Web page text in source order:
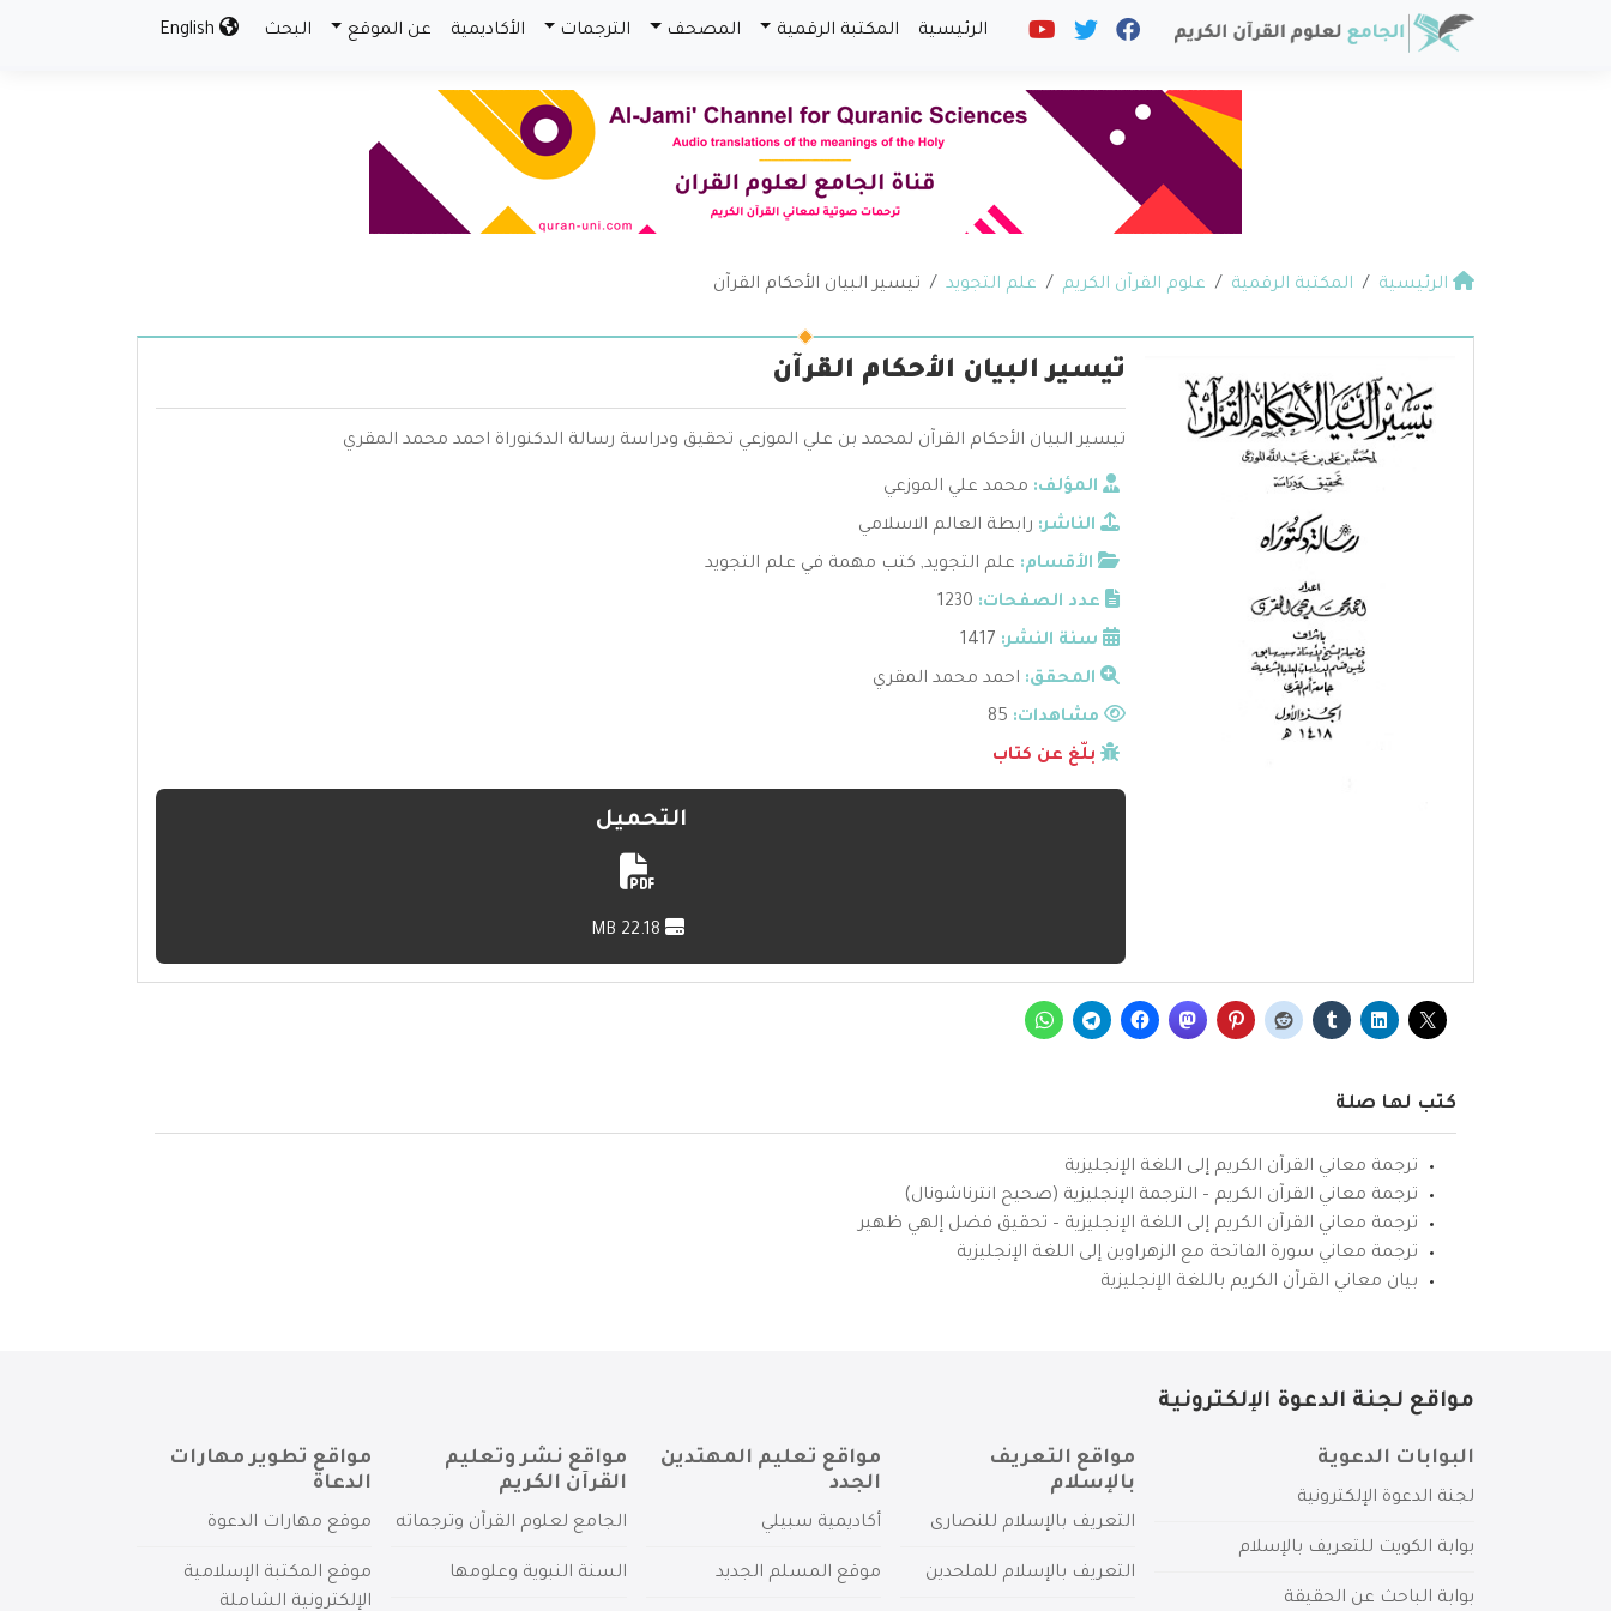
الرئيسية المكتبة الرقمية المصحف الترجمات الأكاديمية عن الموقع البحث
الرئيسية المكتبة الرقمية علوم القرآن الكريم علم التجويد تيسير البيان الأحكام القرآن
تيسير البيان الأحكام القرآن
تيسير البيان الأحكام القرآن لمحمد بن علي الموزعي تحقيق ودراسة رسالة الدكنوراة احمد محمد المقري
المؤلف: محمد علي الموزعي
الناشر: رابطة العالم الاسلامي
الأقسام: علم التجويد, كتب مهمة في علم التجويد
عدد الصفحات: 1230
سنة النشر: 1417
المحقق: احمد محمد المقري
مشاهدات:
بلّغ عن كتاب
التحميل
كتب لها صلة
ترجمة معاني القرآن الكريم إلى اللغة الإنجليزية
ترجمة معاني القرآن الكريم – الترجمة الإنجليزية (صحيح انترناشونال)
ترجمة معاني القرآن الكريم إلى اللغة الإنجليزية – تحقيق فضل إلهي ظهير
ترجمة معاني سورة الفاتحة مع الزهراوين إلى اللغة الإنجليزية
بيان معاني القرآن الكريم باللغة الإنجليزية
مواقع لجنة الدعوة الإلكترونية
البوابات الدعوية
لجنة الدعوة الإلكترونية
بوابة الكويت للتعريف بالإسلام
بوابة الباحث عن الحقيقة
مواقع التعريف
بالإسلام
التعريف بالإسلام للنصارى
التعريف بالإسلام للملحدين
مواقع تعليم المهتدين
الجدد
أكاديمية سبيلي
موقع المسلم الجديد
مواقع نشر وتعليم
القرآن الكريم
الجامع لعلوم القرآن وترجماته
السنة النبوية وعلومها
مواقع تطوير مهارات
الدعاة
موقع مهارات الدعوة
موقع المكتبة الإسلامية
الإلكترونية الشاملة